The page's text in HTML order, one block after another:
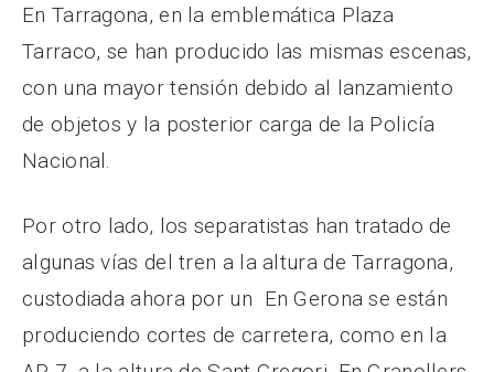
En Tarragona, en la emblemática Plaza
Tarraco, se han producido las mismas escenas,
con una mayor tensión debido al lanzamiento
de objetos y la posterior carga de la Policía
Nacional.
Por otro lado, los separatistas han tratado de
algunas vías del tren a la altura de Tarragona,
custodiada ahora por un En Gerona se están
produciendo cortes de carretera, como en la